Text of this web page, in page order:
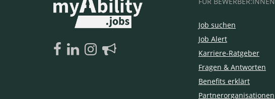
Job suchen
Job Alert
Karriere-Ratgeber
Fragen & Antworten
Benefits erklärt
Partnerorganisationen